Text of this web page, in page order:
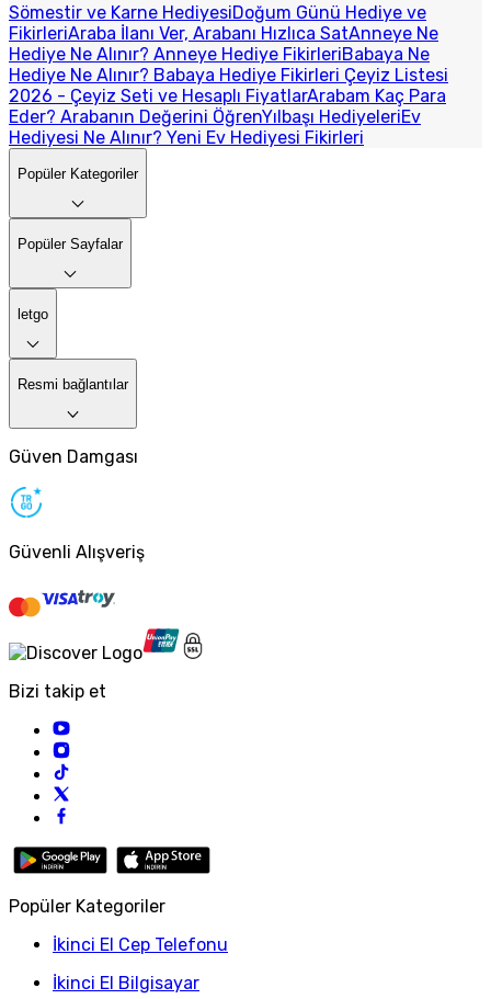
Sömestir ve Karne HediyesiDoğum Günü Hediye ve
FikirleriAraba İlanı Ver, Arabanı Hızlıca SatAnneye Ne
Hediye Ne Alınır? Anneye Hediye FikirleriBabaya Ne
Hediye Ne Alınır? Babaya Hediye Fikirleri Çeyiz Listesi
2026 - Çeyiz Seti ve Hesaplı FiyatlarArabam Kaç Para
Eder? Arabanın Değerini ÖğrenYılbaşı HediyeleriEv
Hediyesi Ne Alınır? Yeni Ev Hediyesi Fikirleri
Popüler Kategoriler
Popüler Sayfalar
letgo
Resmi bağlantılar
Güven Damgası
Güvenli Alışveriş
Bizi takip et
Popüler Kategoriler
İkinci El Cep Telefonu
İkinci El Bilgisayar